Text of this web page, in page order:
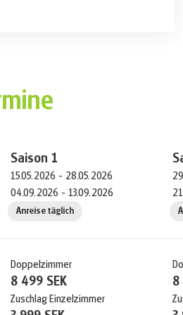
Saison 1
15.05.2026 - 28.05.2026
04.09.2026 - 13.09.2026
Anreise täglich
Doppelzimmer
8 499 SEK
Zuschlag Einzelzimmer
8